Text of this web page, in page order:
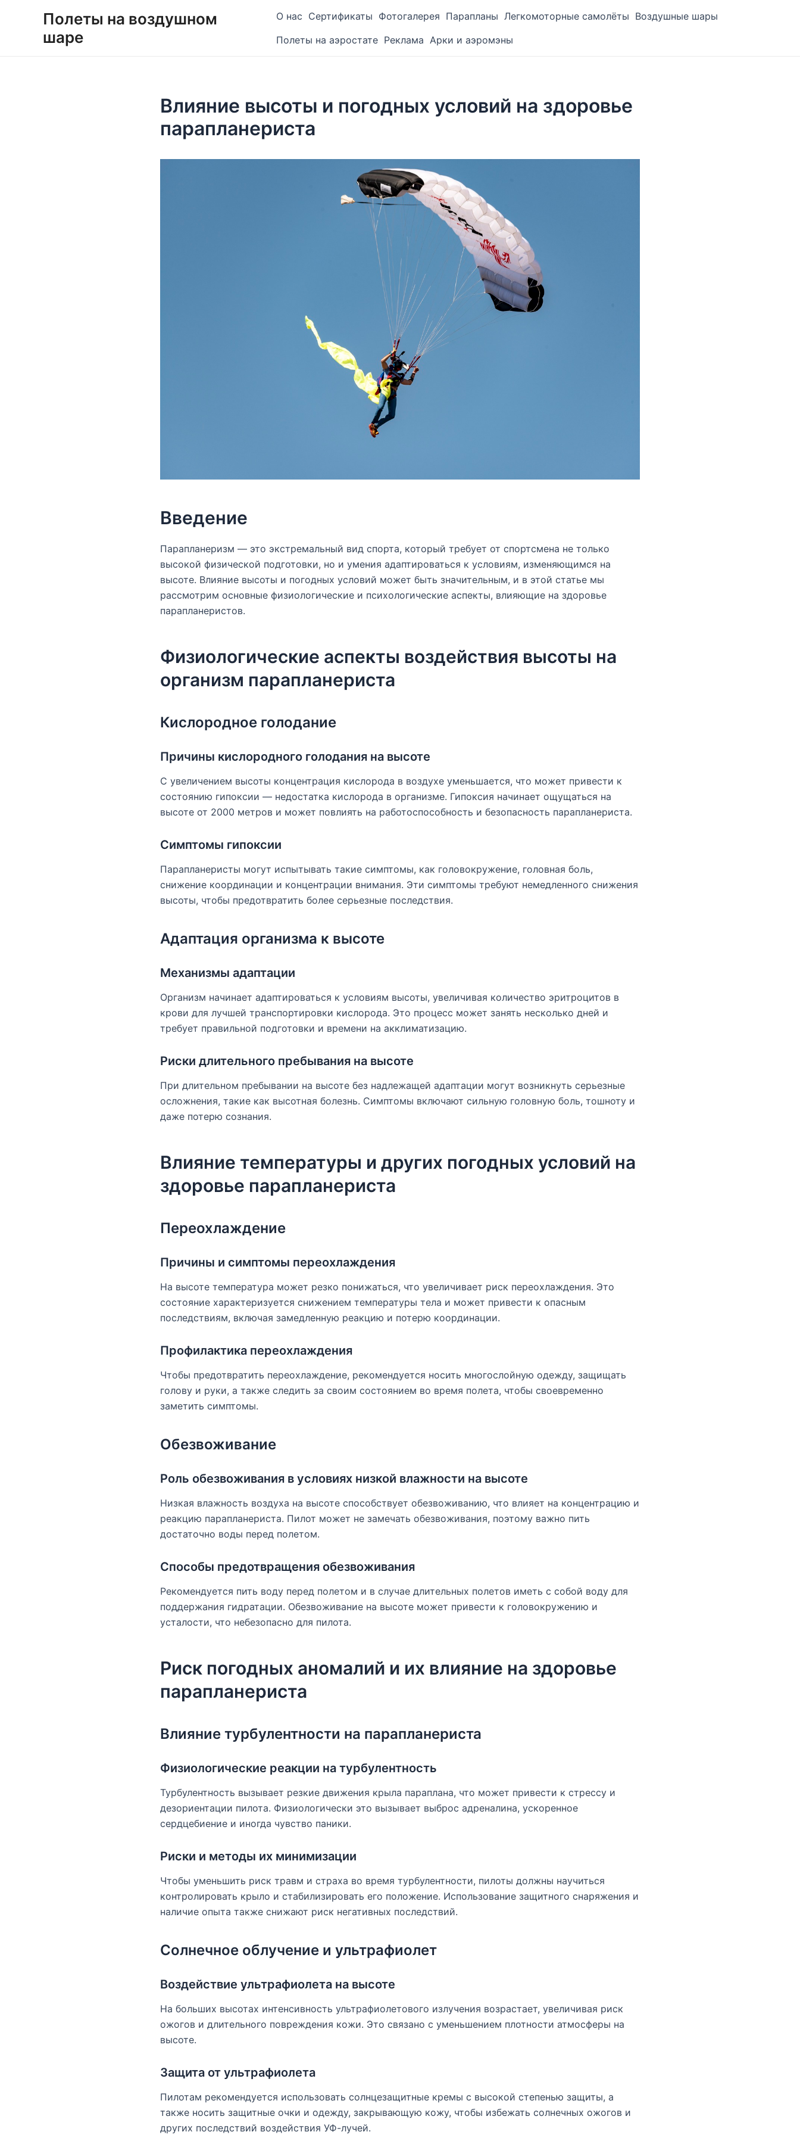
содержимому
Полеты на воздушном
шаре
О нас Сертификаты Фотогалерея Парапланы Легкомоторные самолёты Воздушные шары
Полеты на аэростате Реклама Арки и аэромэны
Влияние высоты и погодных условий на здоровье
парапланериста
Введение
Парапланеризм — это экстремальный вид спорта, который требует от спортсмена не только
высокой физической подготовки, но и умения адаптироваться к условиям, изменяющимся на
высоте. Влияние высоты и погодных условий может быть значительным, и в этой статье мы
рассмотрим основные физиологические и психологические аспекты, влияющие на здоровье
парапланеристов.
Физиологические аспекты воздействия высоты на
организм парапланериста
Кислородное голодание
Причины кислородного голодания на высоте
С увеличением высоты концентрация кислорода в воздухе уменьшается, что может привести к
состоянию гипоксии — недостатка кислорода в организме. Гипоксия начинает ощущаться на
высоте от 2000 метров и может повлиять на работоспособность и безопасность парапланериста.
Симптомы гипоксии
Парапланеристы могут испытывать такие симптомы, как головокружение, головная боль,
снижение координации и концентрации внимания. Эти симптомы требуют немедленного снижения
высоты, чтобы предотвратить более серьезные последствия.
Адаптация организма к высоте
Механизмы адаптации
Организм начинает адаптироваться к условиям высоты, увеличивая количество эритроцитов в
крови для лучшей транспортировки кислорода. Это процесс может занять несколько дней и
требует правильной подготовки и времени на акклиматизацию.
Риски длительного пребывания на высоте
При длительном пребывании на высоте без надлежащей адаптации могут возникнуть серьезные
осложнения, такие как высотная болезнь. Симптомы включают сильную головную боль, тошноту и
даже потерю сознания.
Влияние температуры и других погодных условий на
здоровье парапланериста
Переохлаждение
Причины и симптомы переохлаждения
На высоте температура может резко понижаться, что увеличивает риск переохлаждения. Это
состояние характеризуется снижением температуры тела и может привести к опасным
последствиям, включая замедленную реакцию и потерю координации.
Профилактика переохлаждения
Чтобы предотвратить переохлаждение, рекомендуется носить многослойную одежду, защищать
голову и руки, а также следить за своим состоянием во время полета, чтобы своевременно
заметить симптомы.
Обезвоживание
Роль обезвоживания в условиях низкой влажности на высоте
Низкая влажность воздуха на высоте способствует обезвоживанию, что влияет на концентрацию и
реакцию парапланериста. Пилот может не замечать обезвоживания, поэтому важно пить
достаточно воды перед полетом.
Способы предотвращения обезвоживания
Рекомендуется пить воду перед полетом и в случае длительных полетов иметь с собой воду для
поддержания гидратации. Обезвоживание на высоте может привести к головокружению и
усталости, что небезопасно для пилота.
Риск погодных аномалий и их влияние на здоровье
парапланериста
Влияние турбулентности на парапланериста
Физиологические реакции на турбулентность
Турбулентность вызывает резкие движения крыла параплана, что может привести к стрессу и
дезориентации пилота. Физиологически это вызывает выброс адреналина, ускоренное
сердцебиение и иногда чувство паники.
Риски и методы их минимизации
Чтобы уменьшить риск травм и страха во время турбулентности, пилоты должны научиться
контролировать крыло и стабилизировать его положение. Использование защитного снаряжения и
наличие опыта также снижают риск негативных последствий.
Солнечное облучение и ультрафиолет
Воздействие ультрафиолета на высоте
На больших высотах интенсивность ультрафиолетового излучения возрастает, увеличивая риск
ожогов и длительного повреждения кожи. Это связано с уменьшением плотности атмосферы на
высоте.
Защита от ультрафиолета
Пилотам рекомендуется использовать солнцезащитные кремы с высокой степенью защиты, а
также носить защитные очки и одежду, закрывающую кожу, чтобы избежать солнечных ожогов и
других последствий воздействия УФ-лучей.
записям